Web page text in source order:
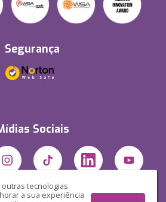
tecnologias
a sua experiência
Segurança
Sociais